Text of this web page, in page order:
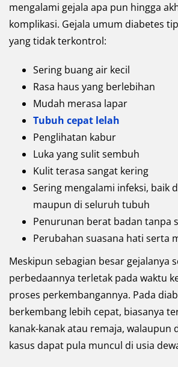
mengalami gejala apa pun hingga
komplikasi. Gejala umum diabetes
yang tidak terkontrol:
Sering buang air kecil
Rasa haus yang berlebihan
Mudah merasa lapar
Tubuh cepat lelah
Penglihatan kabur
Luka yang sulit sembuh
Kulit terasa sangat kering
Sering mengalami infeksi, baik
maupun di seluruh tubuh
Penurunan berat badan tanpa
Perubahan suasana hati serta
Meskipun sebagian besar gejalanya
perbedaannya terletak pada waktu
proses perkembangannya. Pada
berkembang lebih cepat, biasanya
kanak-kanak atau remaja, walaupun
kasus dapat pula muncul di usia